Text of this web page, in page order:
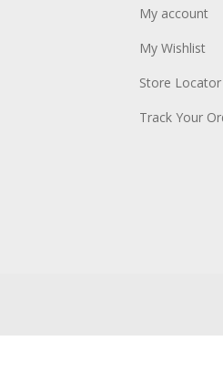
My account
My Wishlist
Store Locator
Track Your